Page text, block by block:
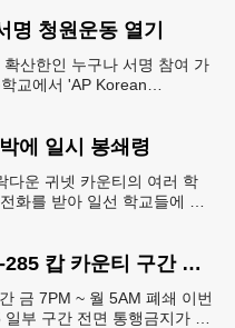
명 청원운동 열기
산한인 누구나 서명 참여 가
교에서 'AP Korean
에 일시 봉쇄령
다운 귀넷 카운티의 여러 학
화를 받아 일선 학교들에 일
주말 포장공사로 I-285 캅 카운티 구간 통행금지
금 7PM ~ 월 5AM 폐쇄 이번
부 구간 전면 통행금지가 시